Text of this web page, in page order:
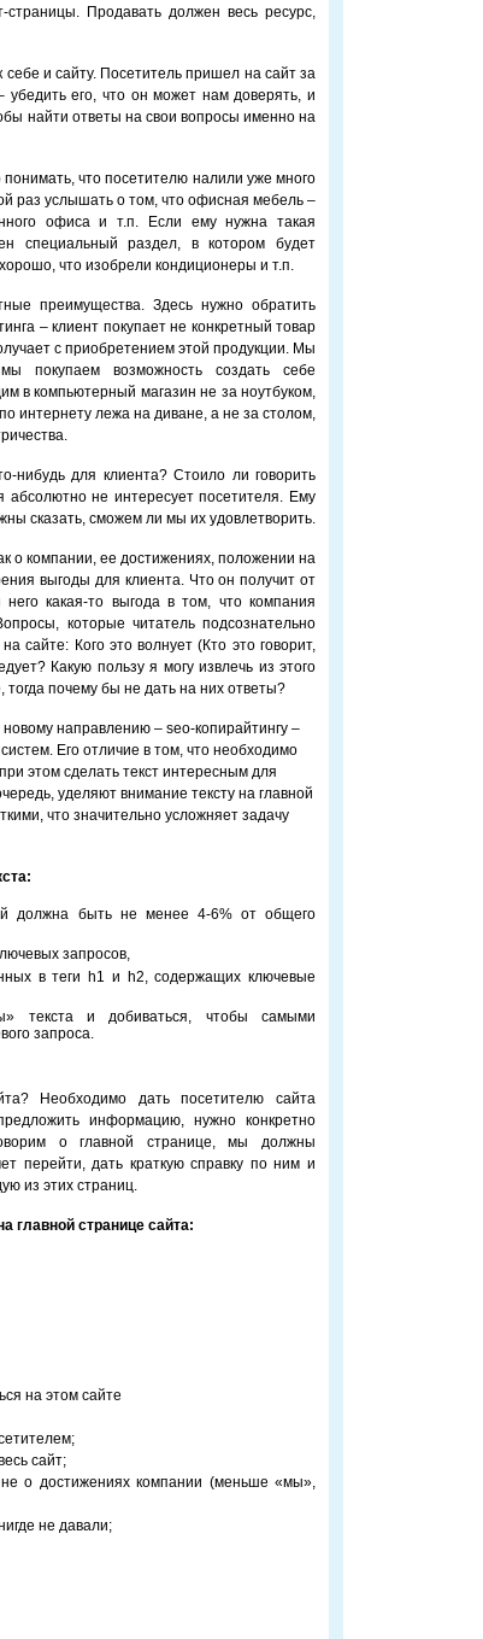
Продавать должен весь ресурс,
и сайту. Посетитель пришел на сайт за
его, что он может нам доверять, и
найти ответы на свои вопросы именно на
что посетителю налили уже много
раз услышать о том, что офисная мебель –
офиса и т.п. Если ему нужна такая
специальный раздел, в котором будет
что изобрели кондиционеры и т.п.
преимущества. Здесь нужно обратить
– клиент покупает не конкретный товар
с приобретением этой продукции. Мы
покупаем возможность создать себе
в компьютерный магазин не за ноутбуком,
интернету лежа на диване, а не за столом,
нибудь для клиента? Стоило ли говорить
не интересует посетителя. Ему
сказать, сможем ли мы их удовлетворить.
о компании, ее достижениях, положении на
выгоды для клиента. Что он получит от
какая-то выгода в том, что компания
которые читатель подсознательно
сайте: Кого это волнует (Кто это говорит,
Какую пользу я могу извлечь из этого
почему бы не дать на них ответы?
направлению – seo-копирайтингу –
Его отличие в том, что необходимо
этом сделать текст интересным для
уделяют внимание тексту на главной
что значительно усложняет задачу
должна быть не менее 4-6% от общего
запросов,
в теги h1 и h2, содержащих ключевые
текста и добиваться, чтобы самыми
запроса.
Необходимо дать посетителю сайта
информацию, нужно конкретно
о главной странице, мы должны
перейти, дать краткую справку по ним и
из этих страниц.
главной странице сайта:
на этом сайте
сайт;
о достижениях компании (меньше «мы»,
не давали;